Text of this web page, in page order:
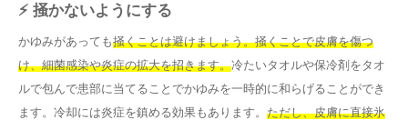
⚡ 掻かないようにする
かゆみがあっても掻くことは避けましょう。掻くことで皮膚を傷つ
け、細菌感染や炎症の拡大を招きます。冷たいタオルや保冷剤をタオ
ルで包んで患部に当てることでかゆみを一時的に和らげることができ
ます。冷却には炎症を鎮める効果もあります。 ただし、皮膚に直接氷